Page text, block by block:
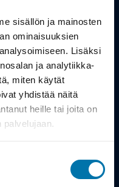
sisällön ja mainosten
ominaisuuksien
Lisäksi
ja analytiikka-
miten käytät
yhdistää näitä
heille tai joita on
palvelujaan.